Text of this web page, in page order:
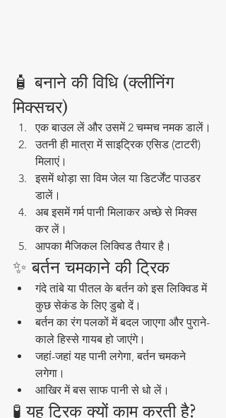
🧴 बनाने की विधि (क्लीनिंग
मिक्सचर)
एक बाउल लें और उसमें 2 चम्मच नमक डालें।
उतनी ही मात्रा में साइट्रिक एसिड (टाटरी)
मिलाएं।
इसमें थोड़ा सा विम जेल या डिटर्जेंट पाउडर
डालें।
अब इसमें गर्म पानी मिलाकर अच्छे से मिक्स
कर लें।
आपका मैजिकल लिक्विड तैयार है।
✨ बर्तन चमकाने की ट्रिक
गंदे तांबे या पीतल के बर्तन को इस लिक्विड में
कुछ सेकंड के लिए डुबो दें।
बर्तन का रंग पलकों में बदल जाएगा और पुराने-
काले हिस्से गायब हो जाएंगे।
जहां-जहां यह पानी लगेगा, बर्तन चमकने
लगेगा।
आखिर में बस साफ पानी से धो लें।
🧪 यह ट्रिक क्यों काम करती है?